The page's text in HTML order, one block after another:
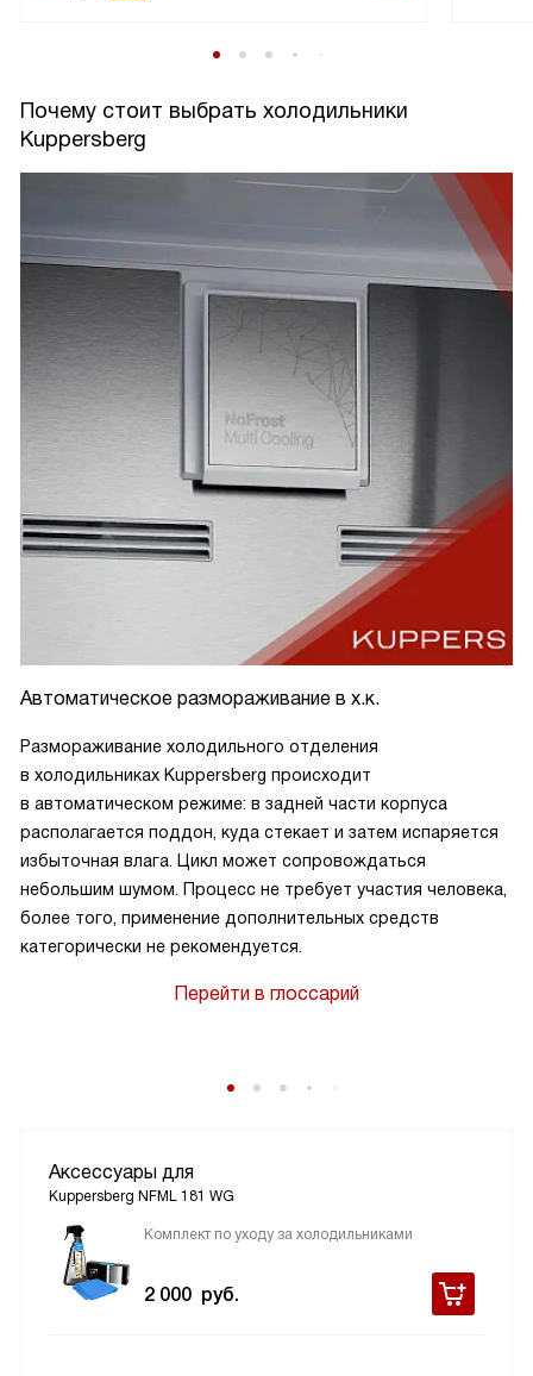
Почему стоит выбрать холодильники
Kuppersberg
Автоматическое размораживание в х.к.
Размораживание холодильного отделения
в холодильниках Kuppersberg происходит
в автоматическом режиме: в задней части корпуса
располагается поддон, куда стекает и затем испаряется
избыточная влага. Цикл может сопровождаться
небольшим шумом. Процесс не требует участия человека,
более того, применение дополнительных средств
категорически не рекомендуется.
Перейти в глоссарий
Аксессуары для
Kuppersberg NFML 181 WG
Комплект по уходу за холодильниками
2 000 руб.